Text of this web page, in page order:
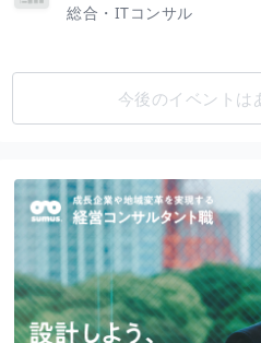
総合・ITコンサル
今後のイベントは